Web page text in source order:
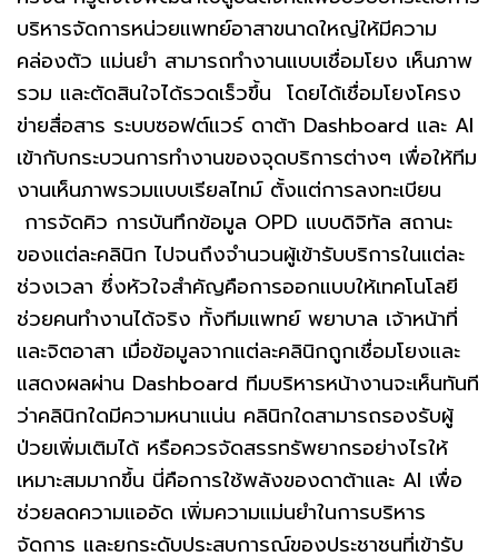
บริหารจัดการหน่วยแพทย์อาสาขนาดใหญ่ให้มีความ
คล่องตัว แม่นยำ สามารถทำงานแบบเชื่อมโยง เห็นภาพ
รวม และตัดสินใจได้รวดเร็วขึ้น โดยได้เชื่อมโยงโครง
ข่ายสื่อสาร ระบบซอฟต์แวร์ ดาต้า Dashboard และ AI
เข้ากับกระบวนการทำงานของจุดบริการต่างๆ เพื่อให้ทีม
งานเห็นภาพรวมแบบเรียลไทม์ ตั้งแต่การลงทะเบียน
การจัดคิว การบันทึกข้อมูล OPD แบบดิจิทัล สถานะ
ของแต่ละคลินิก ไปจนถึงจำนวนผู้เข้ารับบริการในแต่ละ
ช่วงเวลา ซึ่งหัวใจสำคัญคือการออกแบบให้เทคโนโลยี
ช่วยคนทำงานได้จริง ทั้งทีมแพทย์ พยาบาล เจ้าหน้าที่
และจิตอาสา เมื่อข้อมูลจากแต่ละคลินิกถูกเชื่อมโยงและ
แสดงผลผ่าน Dashboard ทีมบริหารหน้างานจะเห็นทันที
ว่าคลินิกใดมีความหนาแน่น คลินิกใดสามารถรองรับผู้
ป่วยเพิ่มเติมได้ หรือควรจัดสรรทรัพยากรอย่างไรให้
เหมาะสมมากขึ้น นี่คือการใช้พลังของดาต้าและ AI เพื่อ
ช่วยลดความแออัด เพิ่มความแม่นยำในการบริหาร
จัดการ และยกระดับประสบการณ์ของประชาชนที่เข้ารับ